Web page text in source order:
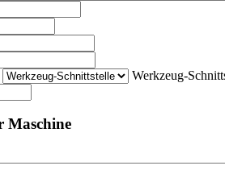
Werkzeug-
Maschine